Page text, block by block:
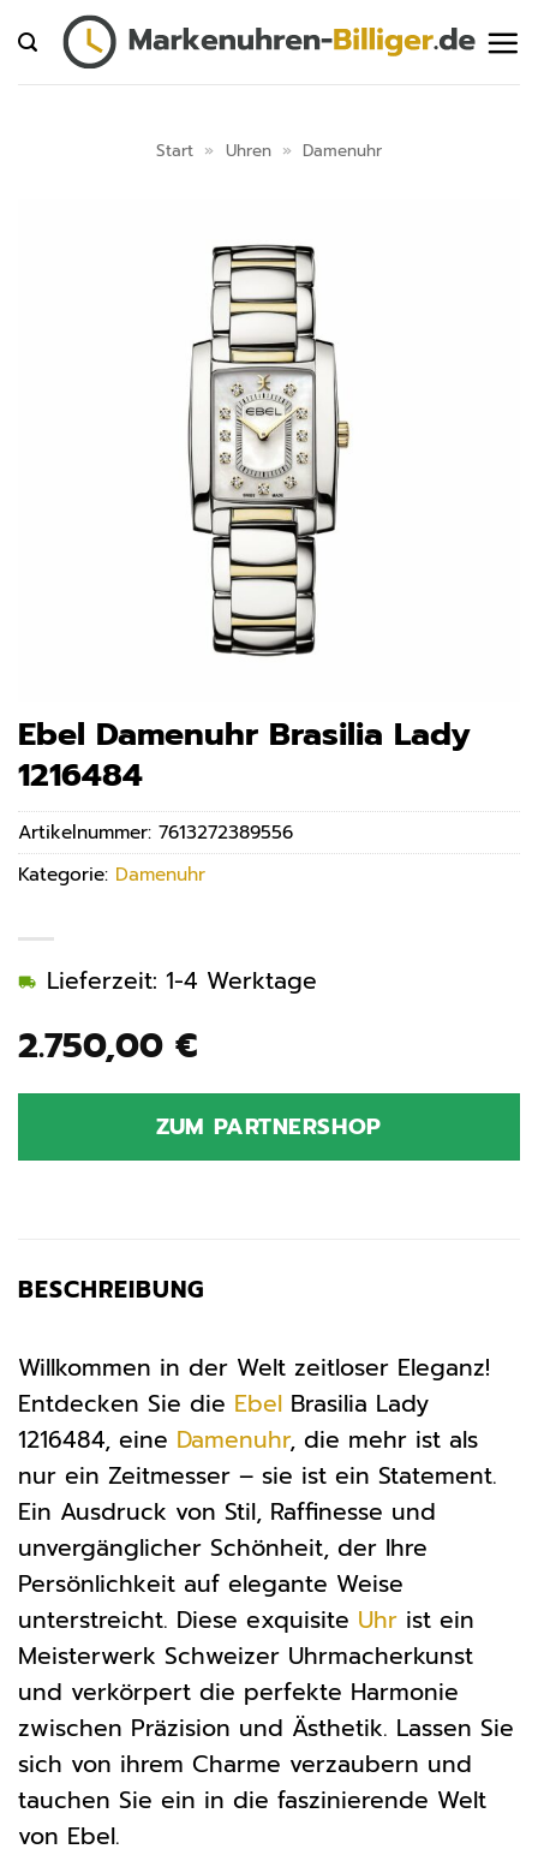
Inhalt
springen
Start » Uhren » Damenuhr
Ebel Damenuhr Brasilia Lady
1216484
2.750,00 €
Lieferzeit: 1-4 Werktage
ZUM PARTNERSHOP
Artikelnummer: 7613272389556
Kategorie: Damenuhr
BESCHREIBUNG
Willkommen in der Welt zeitloser Eleganz!
Entdecken Sie die Ebel Brasilia Lady
1216484, eine Damenuhr, die mehr ist als
nur ein Zeitmesser – sie ist ein Statement.
Ein Ausdruck von Stil, Raffinesse und
unvergänglicher Schönheit, der Ihre
Persönlichkeit auf elegante Weise
unterstreicht. Diese exquisite Uhr ist ein
Meisterwerk Schweizer Uhrmacherkunst
und verkörpert die perfekte Harmonie
zwischen Präzision und Ästhetik. Lassen Sie
sich von ihrem Charme verzaubern und
tauchen Sie ein in die faszinierende Welt
von Ebel.